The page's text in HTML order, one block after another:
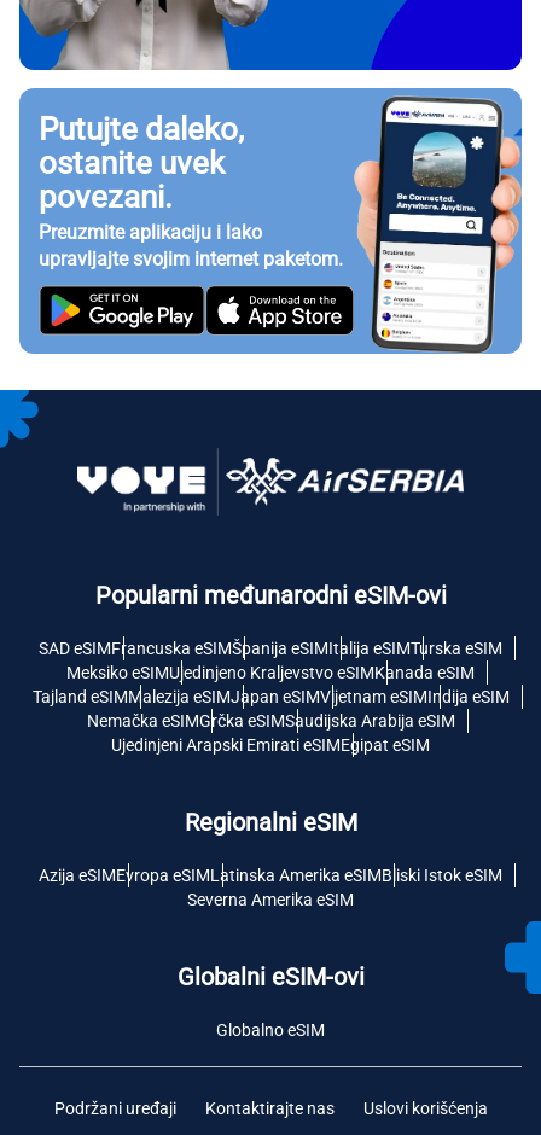
Putujte daleko,
ostanite uvek
povezani.
Preuzmite aplikaciju i lako
upravljajte svojim internet paketom.
Popularni međunarodni eSIM-ovi
SAD eSIMFrancuska eSIMŠpanija eSIMItalija eSIMTurska eSIM
Meksiko eSIMUjedinjeno Kraljevstvo eSIMKanada eSIM
Tajland eSIMMalezija eSIMJapan eSIMVijetnam eSIMIndija eSIM
Nemačka eSIMGrčka eSIMSaudijska Arabija eSIM
Ujedinjeni Arapski Emirati eSIMEgipat eSIM
Regionalni eSIM
Azija eSIMEvropa eSIMLatinska Amerika eSIMBliski Istok eSIM
Severna Amerika eSIM
Globalni eSIM-ovi
Globalno eSIM
Podržani uređaji Kontaktirajte nas Uslovi korišćenja